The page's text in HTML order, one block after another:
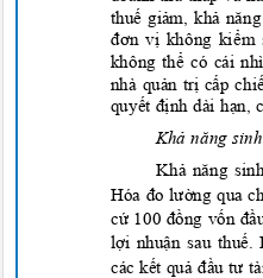
thuế giảm, khả
đơn vị không kiểm
không thể có cái
nhà quản trị cấp
quyết định dài hạn,
Khả năng
Khả năng
Hóa đo lường qua
cứ 100 đồng vốn
lợi nhuận sau
các kết quả đầu tư